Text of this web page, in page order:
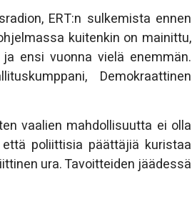
ERT:n sulkemista ennen
kuitenkin on mainittu,
ensi vuonna vielä enemmän.
Demokraattinen
vaalien mahdollisuutta ei olla
poliittisia päättäjiä kuristaa
ura. Tavoitteiden jäädessä